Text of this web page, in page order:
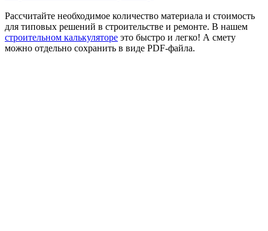
Рассчитайте необходимое количество материала и стоимость
для типовых решений в строительстве и ремонте. В нашем
строительном калькуляторе это быстро и легко! А смету
можно отдельно сохранить в виде PDF-файла.